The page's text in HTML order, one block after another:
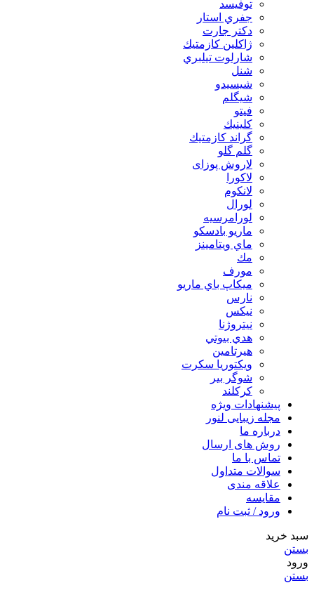
توفيسد
جفري استار
دكتر جارت
ژاكلين كازمتيك
شارلوت تيلبري
شنل
شيسيدو
شیگلم
فيتو
كلينيك
گراند كازمتيك
گلم گلو
لاروش پوزای
لاكورا
لانكوم
لورال
لورامرسيه
ماريو بادسكو
ماي ويتامينز
مك
مورف
ميكاپ باي ماريو
نارس
نيكس
نیتروژنا
هدي بيوتي
هیرتامین
ویکتوریا سکرت
شوگر بير
کرکلند
پیشنهادات ویژه
مجله زیبایی لنور
درباره ما
روش های ارسال
تماس با ما
سوالات متداول
علاقه مندی
مقایسه
ورود / ثبت نام
سبد خرید
بستن
ورود
بستن